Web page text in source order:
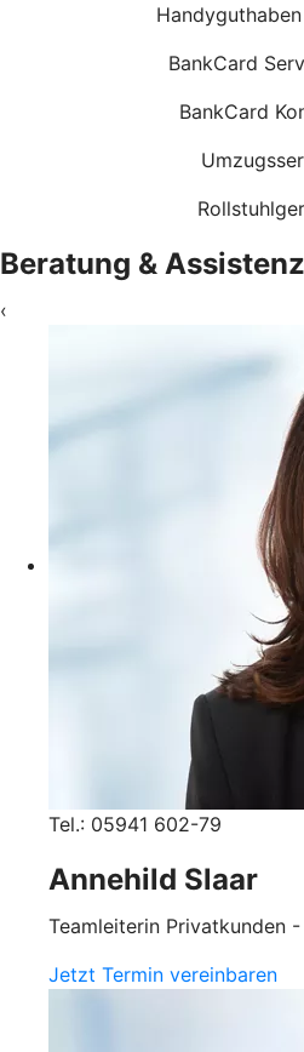
BankCard
BankCard
Beratung & Assistenz
‹
Tel.: 05941 602-79
Annehild Slaar
Teamleiterin Privatkunden
Jetzt Termin vereinbaren